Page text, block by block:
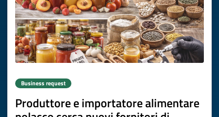
Business request
Produttore e importatore alimentare